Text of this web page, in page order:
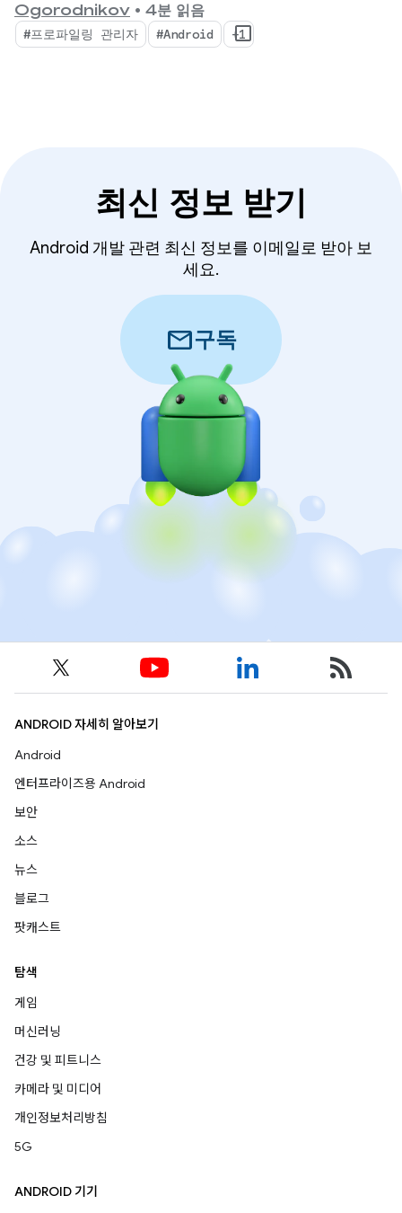
Ogorodnikov • 4분 읽음
#프로파일링 관리자 #Android +1
최신 정보 받기
Android 개발 관련 최신 정보를 이메일로 받아 보
세요.
mail구독
ANDROID 자세히 알아보기
Android
엔터프라이즈용 Android
보안
소스
뉴스
블로그
팟캐스트
탐색
게임
머신러닝
건강 및 피트니스
카메라 및 미디어
개인정보처리방침
5G
ANDROID 기기